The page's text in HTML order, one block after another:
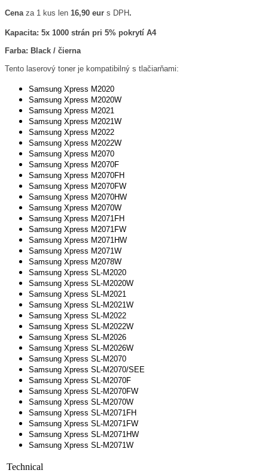
Cena za 1 kus len 16,90 eur s DPH.
Kapacita: 5x 1000 strán pri 5% pokrytí A4
Farba: Black / čierna
Tento laserový toner je kompatibilný s tlačiarňami:
Samsung Xpress M2020
Samsung Xpress M2020W
Samsung Xpress M2021
Samsung Xpress M2021W
Samsung Xpress M2022
Samsung Xpress M2022W
Samsung Xpress M2070
Samsung Xpress M2070F
Samsung Xpress M2070FH
Samsung Xpress M2070FW
Samsung Xpress M2070HW
Samsung Xpress M2070W
Samsung Xpress M2071FH
Samsung Xpress M2071FW
Samsung Xpress M2071HW
Samsung Xpress M2071W
Samsung Xpress M2078W
Samsung Xpress SL-M2020
Samsung Xpress SL-M2020W
Samsung Xpress SL-M2021
Samsung Xpress SL-M2021W
Samsung Xpress SL-M2022
Samsung Xpress SL-M2022W
Samsung Xpress SL-M2026
Samsung Xpress SL-M2026W
Samsung Xpress SL-M2070
Samsung Xpress SL-M2070/SEE
Samsung Xpress SL-M2070F
Samsung Xpress SL-M2070FW
Samsung Xpress SL-M2070W
Samsung Xpress SL-M2071FH
Samsung Xpress SL-M2071FW
Samsung Xpress SL-M2071HW
Samsung Xpress SL-M2071W
Technical